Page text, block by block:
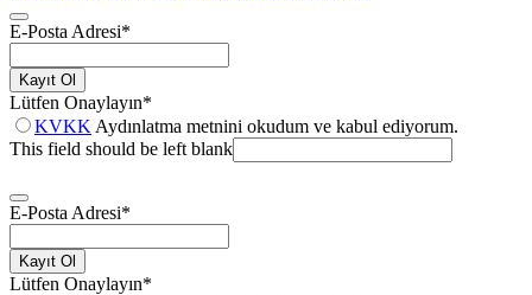
E-Posta Adresi*
Kayıt Ol
Lütfen Onaylayın*
KVKK Aydınlatma metnini okudum ve kabul ediyorum.
This field should be left blank
E-Posta Adresi*
Kayıt Ol
Lütfen Onaylayın*